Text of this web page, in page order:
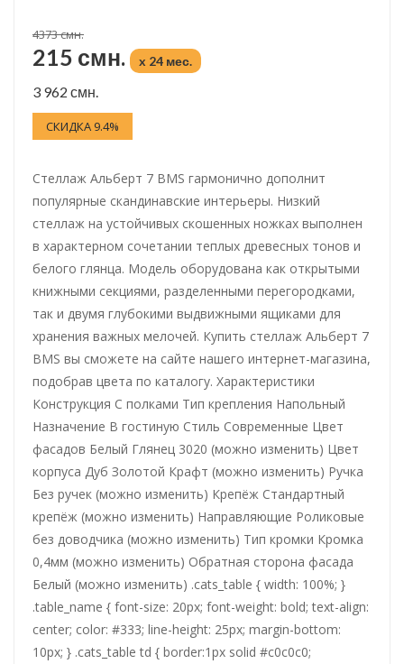
4373 смн.
215 смн. x 24 мес.
3 962 смн.
СКИДКА 9.4%
Стеллаж Альберт 7 BMS гармонично дополнит
популярные скандинавские интерьеры. Низкий
стеллаж на устойчивых скошенных ножках выполнен
в характерном сочетании теплых древесных тонов и
белого глянца. Модель оборудована как открытыми
книжными секциями, разделенными перегородками,
так и двумя глубокими выдвижными ящиками для
хранения важных мелочей. Купить стеллаж Альберт 7
BMS вы сможете на сайте нашего интернет-магазина,
подобрав цвета по каталогу. Характеристики
Конструкция С полками Тип крепления Напольный
Назначение В гостиную Стиль Современные Цвет
фасадов Белый Глянец 3020 (можно изменить) Цвет
корпуса Дуб Золотой Крафт (можно изменить) Ручка
Без ручек (можно изменить) Крепёж Стандартный
крепёж (можно изменить) Направляющие Роликовые
без доводчика (можно изменить) Тип кромки Кромка
0,4мм (можно изменить) Обратная сторона фасада
Белый (можно изменить) .cats_table { width: 100%; }
.table_name { font-size: 20px; font-weight: bold; text-align:
center; color: #333; line-height: 25px; margin-bottom:
10px; } .cats_table td { border:1px solid #c0c0c0;